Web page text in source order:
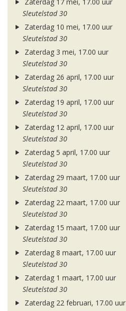
Zaterdag 17 mei, 17.00 uur
Sleutelstad 30
Zaterdag 10 mei, 17.00 uur
Sleutelstad 30
Zaterdag 3 mei, 17.00 uur
Sleutelstad 30
Zaterdag 26 april, 17.00 uur
Sleutelstad 30
Zaterdag 19 april, 17.00 uur
Sleutelstad 30
Zaterdag 12 april, 17.00 uur
Sleutelstad 30
Zaterdag 5 april, 17.00 uur
Sleutelstad 30
Zaterdag 29 maart, 17.00 uur
Sleutelstad 30
Zaterdag 22 maart, 17.00 uur
Sleutelstad 30
Zaterdag 15 maart, 17.00 uur
Sleutelstad 30
Zaterdag 8 maart, 17.00 uur
Sleutelstad 30
Zaterdag 1 maart, 17.00 uur
Sleutelstad 30
Zaterdag 22 februari, 17.00 uur